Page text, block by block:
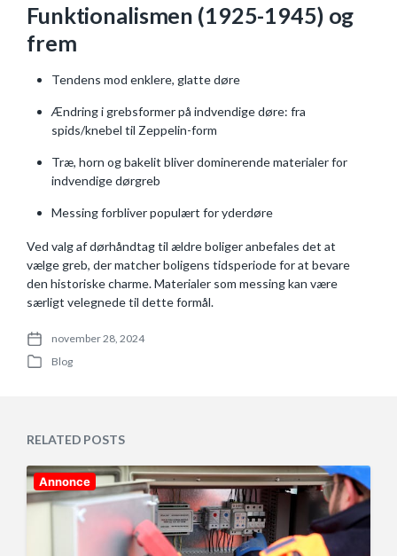
Funktionalismen (1925-1945) og
frem
Tendens mod enklere, glatte døre
Ændring i grebsformer på indvendige døre: fra
spids/knebel til Zeppelin-form
Træ, horn og bakelit bliver dominerende materialer for
indvendige dørgreb
Messing forbliver populært for yderdøre
Ved valg af dørhåndtag til ældre boliger anbefales det at
vælge greb, der matcher boligens tidsperiode for at bevare
den historiske charme. Materialer som messing kan være
særligt velegnede til dette formål.
P
t
november 28, 2024
P
d
i
n
Blog
RELATED POSTS
Annonce